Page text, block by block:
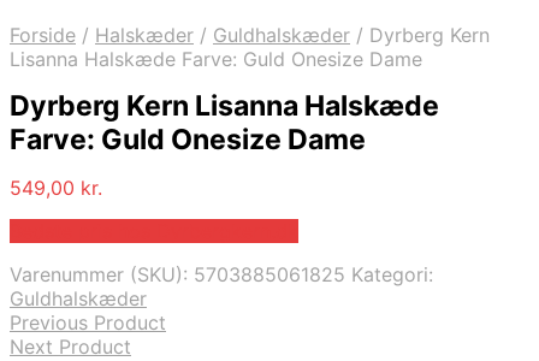
Forside / Halskæder / Guldhalskæder / Dyrberg Kern
Lisanna Halskæde Farve: Guld Onesize Dame
Dyrberg Kern Lisanna Halskæde
Farve: Guld Onesize Dame
549,00 kr.
Varenummer (SKU): 5703885061825 Kategori:
Guldhalskæder
Previous Product
Next Product